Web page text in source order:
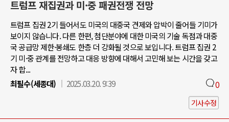
트럼프 재집권과 미·중 패권전쟁 전망
트럼프 집권 2기 들어서도 미국의 대중국 견제와 압박이 줄어들 기미가
보이지 않습니다. 다른 한편, 첨단분야에 대한 미국의 기술 독점과 대중
국 공급망 제한·봉쇄도 한층 더 강화될 것으로 보입니다. 트럼프 집권 2
기 미·중 관계를 전망하고 대응 방향에 대해서 고민해 보는 시간을 갖고
자 합...
최필수(세종대)
2025.03.20. 9:39 0
기사수정